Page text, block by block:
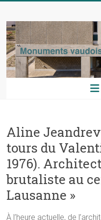
content
vaudois
La
revue
canton
de
Vaud
Aline
tours du
1976).
brutaliste au
Lausanne »
À l’heure actuelle, de